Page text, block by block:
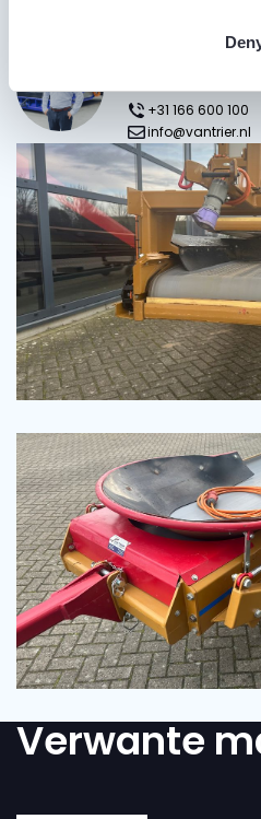
Gijs van Trier
+31 166 600 100
info@vantrier.nl
Verwante